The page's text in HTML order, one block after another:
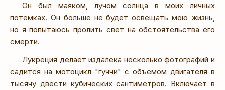
Он был маяком, лучом солнца в моих личных
потемках. Он больше не будет освещать мою жизнь,
но я попытаюсь пролить свет на обстоятельства его
смерти.
Лукреция делает издалека несколько фотографий и
садится на мотоцикл "гуччи" с объемом двигателя в
тысячу двести кубических сантиметров. Включает в